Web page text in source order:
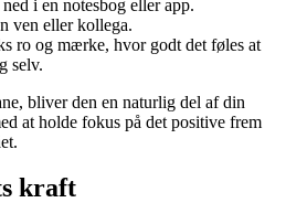
i en notesbog eller app.
ven eller kollega.
ro og mærke, hvor godt det føles at
selv.
bliver den en naturlig del af din
at holde fokus på det positive frem
kraft